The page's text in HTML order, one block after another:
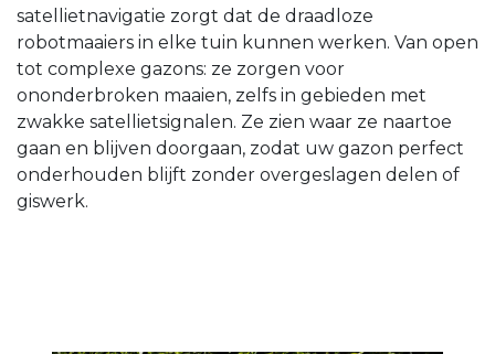
satellietnavigatie zorgt dat de draadloze
robotmaaiers in elke tuin kunnen werken. Van open
tot complexe gazons: ze zorgen voor
ononderbroken maaien, zelfs in gebieden met
zwakke satellietsignalen. Ze zien waar ze naartoe
gaan en blijven doorgaan, zodat uw gazon perfect
onderhouden blijft zonder overgeslagen delen of
giswerk.